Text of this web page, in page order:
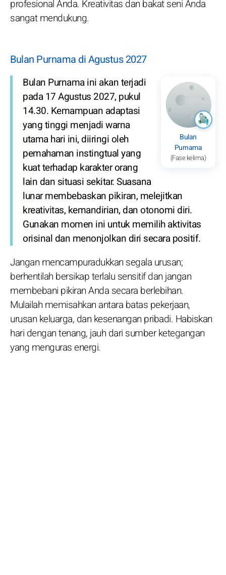
profesional Anda. Kreativitas dan bakat seni Anda
sangat mendukung.
Bulan Purnama di Agustus 2027
Bulan
Purnama
(Fase kelima)
Bulan Purnama ini akan terjadi
pada 17 Agustus 2027, pukul
14.30. Kemampuan adaptasi
yang tinggi menjadi warna
utama hari ini, diiringi oleh
pemahaman instingtual yang
kuat terhadap karakter orang
lain dan situasi sekitar. Suasana
lunar membebaskan pikiran, melejitkan
kreativitas, kemandirian, dan otonomi diri.
Gunakan momen ini untuk memilih aktivitas
orisinal dan menonjolkan diri secara positif.
Jangan mencampuradukkan segala urusan;
berhentilah bersikap terlalu sensitif dan jangan
membebani pikiran Anda secara berlebihan.
Mulailah memisahkan antara batas pekerjaan,
urusan keluarga, dan kesenangan pribadi. Habiskan
hari dengan tenang, jauh dari sumber ketegangan
yang menguras energi.